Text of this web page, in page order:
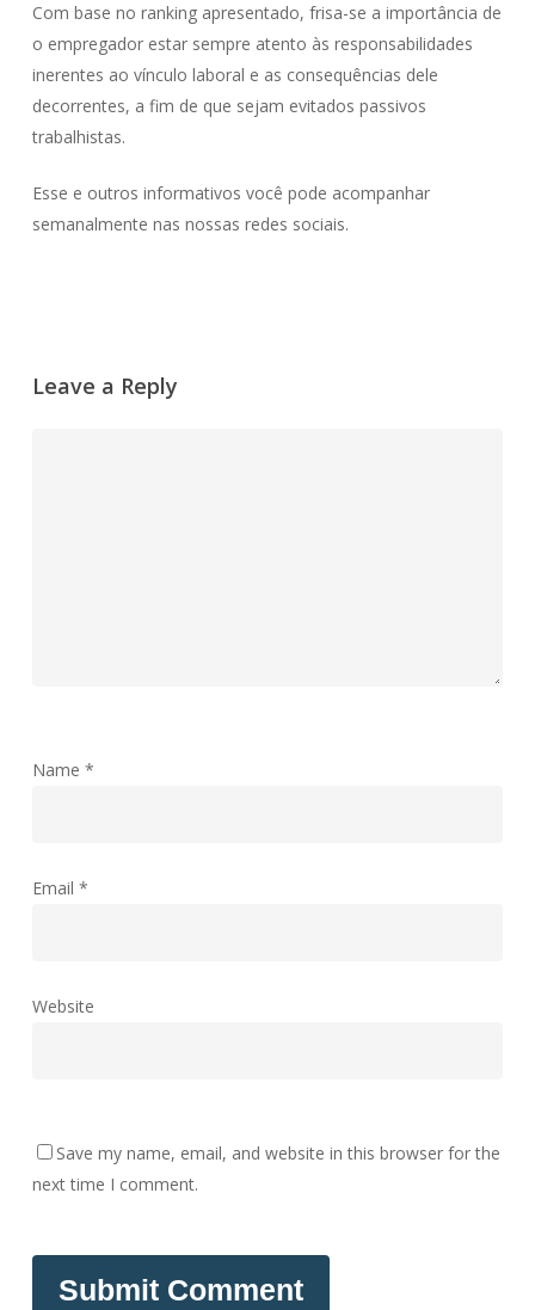
Com base no ranking apresentado, frisa-se a importância de
o empregador estar sempre atento às responsabilidades
inerentes ao vínculo laboral e as consequências dele
decorrentes, a fim de que sejam evitados passivos
trabalhistas.
Esse e outros informativos você pode acompanhar
semanalmente nas nossas redes sociais.
Leave a Reply
Name *
Email *
Website
Save my name, email, and website in this browser for the
next time I comment.